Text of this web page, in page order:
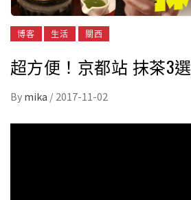
博客 生活 關西
超方便！京都站 抹茶3選
By mika / 2017-11-02